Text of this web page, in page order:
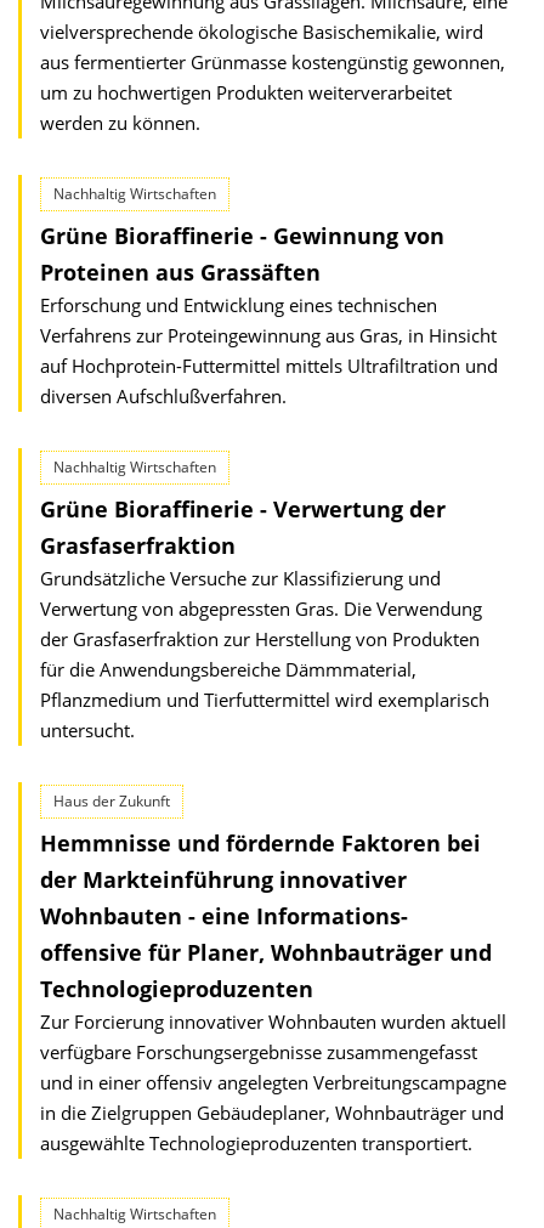
vielversprechende ökologische Basischemikalie, wird
aus fermentierter Grünmasse kostengünstig gewonnen,
um zu hochwertigen Produkten weiterverarbeitet
werden zu können.
Nachhaltig Wirtschaften
Grüne Bioraffinerie - Gewinnung von
Proteinen aus Grassäften
Erforschung und Entwicklung eines technischen
Verfahrens zur Proteingewinnung aus Gras, in Hinsicht
auf Hochprotein-Futtermittel mittels Ultrafiltration und
diversen Aufschlußverfahren.
Nachhaltig Wirtschaften
Grüne Bioraffinerie - Verwertung der
Grasfaserfraktion
Grundsätzliche Versuche zur Klassifizierung und
Verwertung von abgepressten Gras. Die Verwendung
der Grasfaserfraktion zur Herstellung von Produkten
für die Anwendungsbereiche Dämmmaterial,
Pflanzmedium und Tierfuttermittel wird exemplarisch
untersucht.
Haus der Zukunft
Hemmnisse und fördernde Faktoren bei
der Markteinführung innovativer
Wohnbauten - eine Informations-
offensive für Planer, Wohnbauträger und
Technologieproduzenten
Zur Forcierung innovativer Wohnbauten wurden aktuell
verfügbare Forschungsergebnisse zusammengefasst
und in einer offensiv angelegten Verbreitungscampagne
in die Zielgruppen Gebäudeplaner, Wohnbauträger und
ausgewählte Technologieproduzenten transportiert.
Nachhaltig Wirtschaften